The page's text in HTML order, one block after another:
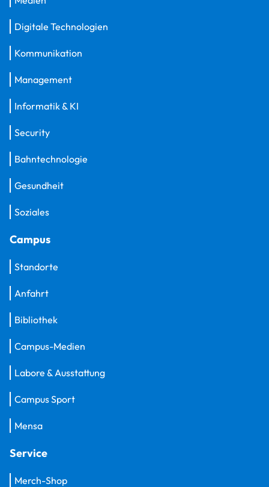
Digitale Technologien
Kommunikation
Management
Informatik & KI
Security
Bahntechnologie
Gesundheit
Soziales
Campus
Standorte
Anfahrt
Bibliothek
Campus-Medien
Labore & Ausstattung
Campus Sport
Mensa
Service
Merch-Shop